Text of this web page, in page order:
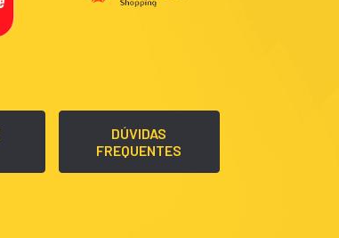
DÚVIDAS
FREQUENTES